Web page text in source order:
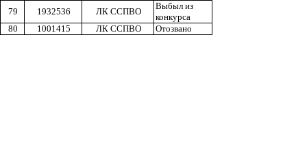
79
1932536 ЛК ССПВО
Выбыл из
конкурса
80
1001415 ЛК ССПВО Отозвано